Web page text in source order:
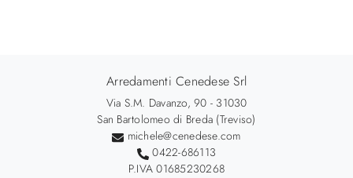
Arredamenti Cenedese Srl
Via S.M. Davanzo, 90 - 31030
San Bartolomeo di Breda (Treviso)
michele@cenedese.com
0422-686113
P.IVA 01685230268